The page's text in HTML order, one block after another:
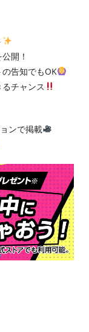
開！
告知でもOK
チャンス
ンで掲載